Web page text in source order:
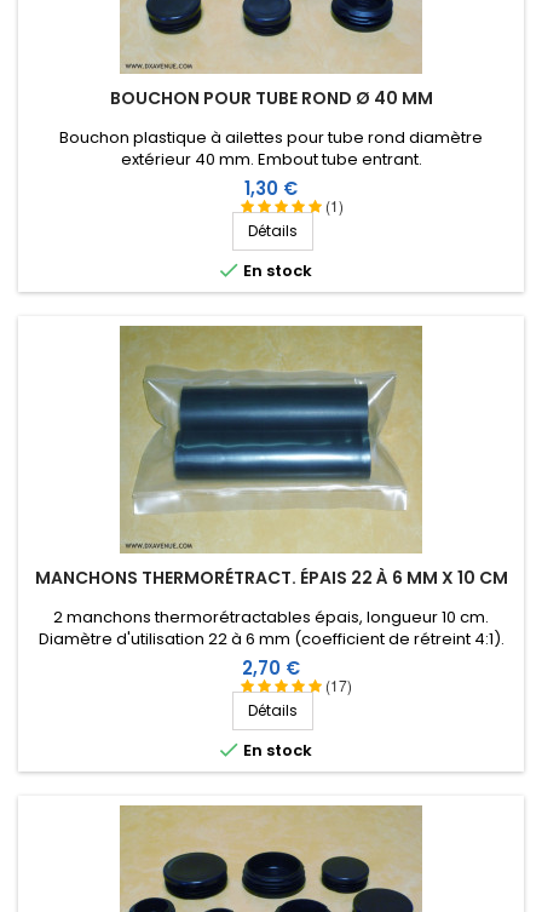
BOUCHON POUR TUBE ROND Ø 40 MM
(1)
Bouchon plastique à ailettes pour tube rond diamètre
extérieur 40 mm. Embout tube entrant.
Prix
1,30 €
Détails
 En stock
MANCHONS THERMORÉTRACT. ÉPAIS 22 À 6 MM X 10 CM
(17)
2 manchons thermorétractables épais, longueur 10 cm.
Diamètre d'utilisation 22 à 6 mm (coefficient de rétreint 4:1).
Intérieur revêtu d'une résine thermoplastique.
Prix
2,70 €
Détails
 En stock